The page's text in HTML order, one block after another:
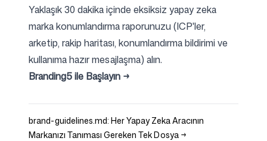
Yaklaşık 30 dakika içinde eksiksiz yapay zeka
marka konumlandırma raporunuzu (ICP'ler,
arketip, rakip haritası, konumlandırma bildirimi ve
kullanıma hazır mesajlaşma) alın.
Branding5 ile Başlayın →
brand-guidelines.md: Her Yapay Zeka Aracının
Markanızı Tanıması Gereken Tek Dosya →